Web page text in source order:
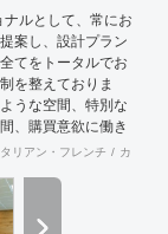
ルとして、常にお
案し、設計プラン
てをトータルでお
を整えておりま
うな空間、特別な
、購買意欲に働き
める空間演出な
コストに関する不
るスケジュール、
リアン・フレンチ カフェ